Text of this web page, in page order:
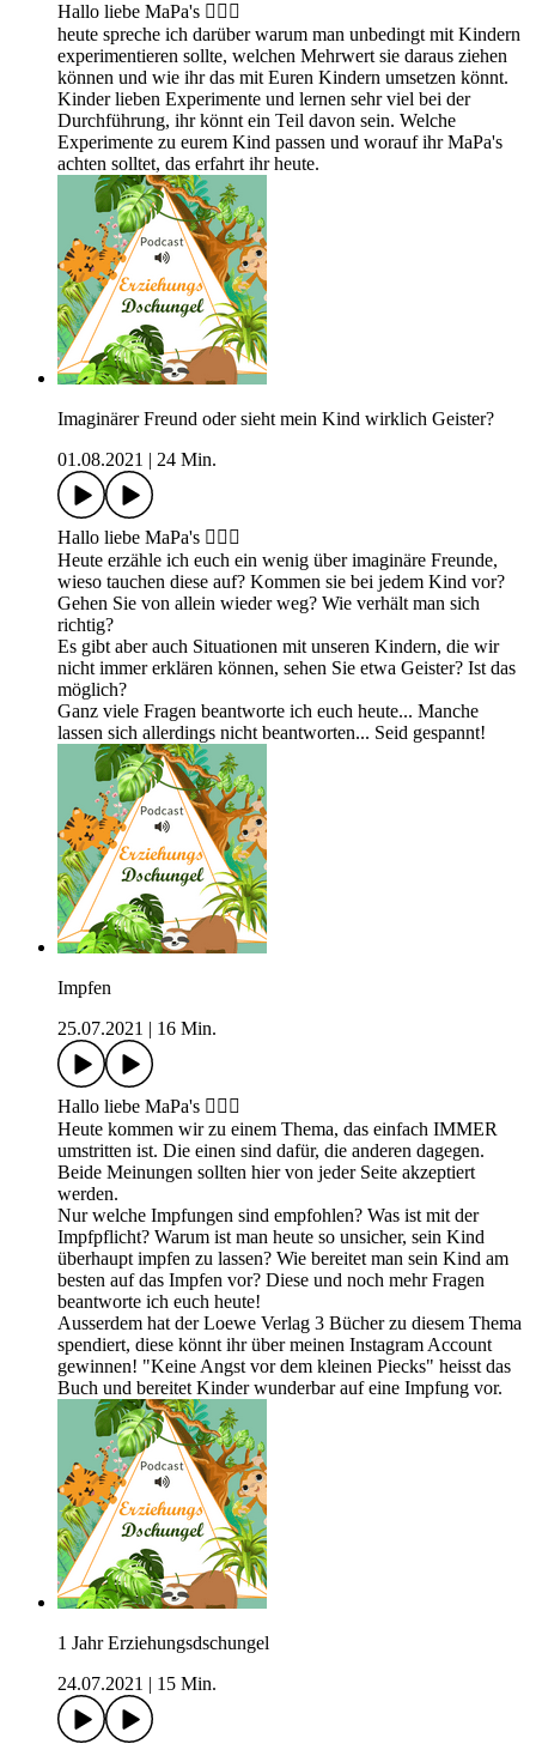
Hallo liebe MaPa's 🙋🏼‍♀️
heute spreche ich darüber warum man unbedingt mit Kindern
experimentieren sollte, welchen Mehrwert sie daraus ziehen
können und wie ihr das mit Euren Kindern umsetzen könnt.
Kinder lieben Experimente und lernen sehr viel bei der
Durchführung, ihr könnt ein Teil davon sein. Welche
Experimente zu eurem Kind passen und worauf ihr MaPa's
achten solltet, das erfahrt ihr heute.
Imaginärer Freund oder sieht mein Kind wirklich Geister?
01.08.2021
24 Min.
Hallo liebe MaPa's 🙋🏼‍♀️
Heute erzähle ich euch ein wenig über imaginäre Freunde,
wieso tauchen diese auf? Kommen sie bei jedem Kind vor?
Gehen Sie von allein wieder weg? Wie verhält man sich
richtig?
Es gibt aber auch Situationen mit unseren Kindern, die wir
nicht immer erklären können, sehen Sie etwa Geister? Ist das
möglich?
Ganz viele Fragen beantworte ich euch heute... Manche
lassen sich allerdings nicht beantworten... Seid gespannt!
Impfen
25.07.2021
16 Min.
Hallo liebe MaPa's 🙋🏼‍♀️
Heute kommen wir zu einem Thema, das einfach IMMER
umstritten ist. Die einen sind dafür, die anderen dagegen.
Beide Meinungen sollten hier von jeder Seite akzeptiert
werden.
Nur welche Impfungen sind empfohlen? Was ist mit der
Impfpflicht? Warum ist man heute so unsicher, sein Kind
überhaupt impfen zu lassen? Wie bereitet man sein Kind am
besten auf das Impfen vor? Diese und noch mehr Fragen
beantworte ich euch heute!
Ausserdem hat der Loewe Verlag 3 Bücher zu diesem Thema
spendiert, diese könnt ihr über meinen Instagram Account
gewinnen! "Keine Angst vor dem kleinen Piecks" heisst das
Buch und bereitet Kinder wunderbar auf eine Impfung vor.
1 Jahr Erziehungsdschungel
24.07.2021
15 Min.